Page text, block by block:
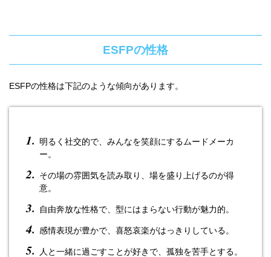
ESFPの性格
ESFPの性格は下記のような傾向があります。
明るく社交的で、みんなを笑顔にするムードメーカ
ー。
その場の雰囲気を読み取り、場を盛り上げるのが得
意。
自由奔放な性格で、型にはまらない行動が魅力的。
感情表現が豊かで、喜怒哀楽がはっきりしている。
人と一緒に過ごすことが好きで、孤独を苦手とする。